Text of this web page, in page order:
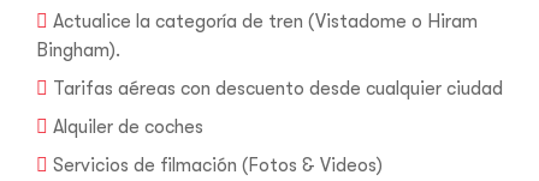
Actualice la categoría de tren (Vistadome o Hiram
Bingham).
Tarifas aéreas con descuento desde cualquier ciudad
Alquiler de coches
Servicios de filmación (Fotos & Videos)